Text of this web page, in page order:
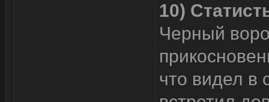
10)
Черный
что видел в